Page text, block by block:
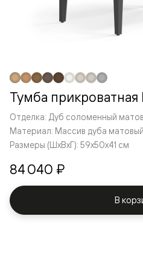
Тумба прикроватная
Отделка: Дуб соломенный
Материал: Массив дуба матовый
Размеры (ШxВxГ): 59x50x41 см
84 040 ₽
В